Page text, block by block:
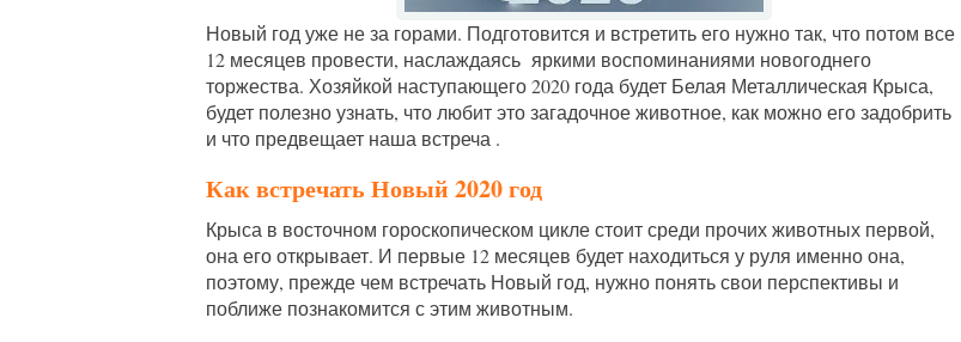
Новый год уже не за горами. Подготовится и встретить его нужно так, что потом все
12 месяцев провести, наслаждаясь яркими воспоминаниями новогоднего
торжества. Хозяйкой наступающего 2020 года будет Белая Металлическая Крыса,
будет полезно узнать, что любит это загадочное животное, как можно его задобрить
и что предвещает наша встреча .
Как встречать Новый 2020 год
Крыса в восточном гороскопическом цикле стоит среди прочих животных первой,
она его открывает. И первые 12 месяцев будет находиться у руля именно она,
поэтому, прежде чем встречать Новый год, нужно понять свои перспективы и
поближе познакомится с этим животным.